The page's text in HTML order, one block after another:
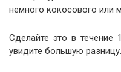
немного кокосового или
Сделайте это в течение
увидите большую